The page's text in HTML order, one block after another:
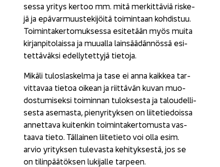
ses­sa yri­tys ker­too mm. mitä mer­kit­tä­viä ris­ke­
jä ja epä­var­muus­te­ki­jöi­tä toi­min­taan koh­dis­tuu.
Toi­min­ta­ker­to­muk­ses­sa esi­te­tään myös muita
kir­jan­pi­to­lais­sa ja muu­al­la lain­sää­dän­nös­sä esi­
tet­tä­väk­si edel­ly­tet­ty­jä tie­to­ja.
Mi­kä­li tu­los­las­kel­ma ja tase ei anna kaik­kea tar­
vit­ta­vaa tie­toa oi­kean ja riit­tä­vän kuvan muo­
dos­tu­mi­sek­si toi­min­nan tu­lok­ses­ta ja ta­lou­del­li­
ses­ta ase­mas­ta, pie­ny­ri­tyk­sen on lii­te­tie­dois­sa
an­net­ta­va kui­ten­kin toi­min­ta­ker­to­mus­ta vas­
taa­va tieto. Täl­lai­nen lii­te­tie­to voi olla esim.
arvio yri­tyk­sen tu­le­vas­ta ke­hi­tyk­ses­tä, jos se
on ti­lin­pää­tök­sen lu­ki­jal­le tar­peen.